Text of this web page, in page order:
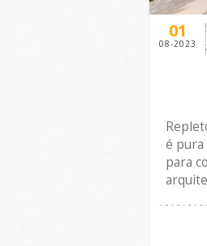
01
08-2023
é
para